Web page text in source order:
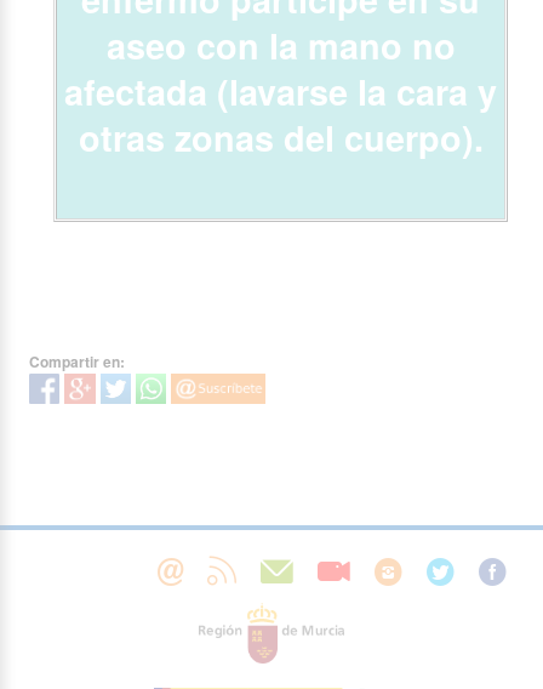
aseo con la mano no
afectada (lavarse la cara y
otras zonas del cuerpo).
Compartir en: